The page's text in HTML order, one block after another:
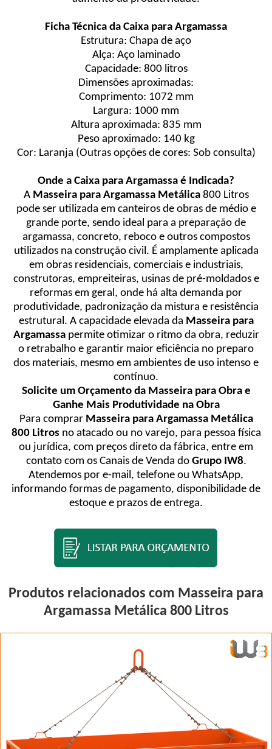
Ficha Técnica da Caixa para Argamassa
Estrutura: Chapa de aço
Alça: Aço laminado
Capacidade: 800 litros
Dimensões aproximadas:
Comprimento: 1072 mm
Largura: 1000 mm
Altura aproximada: 835 mm
Peso aproximado: 140 kg
Cor: Laranja (Outras opções de cores: Sob consulta)
Onde a Caixa para Argamassa é Indicada?
A Masseira para Argamassa Metálica800 Litros
pode ser utilizada em canteiros de obras de médio e
grande porte, sendo ideal para a preparação de
argamassa, concreto, reboco e outros compostos
utilizados na construção civil. É amplamente aplicada
em obras residenciais, comerciais e industriais,
construtoras, empreiteiras, usinas de pré-moldados e
reformas em geral, onde há alta demanda por
produtividade, padronização da mistura e resistência
estrutural. A capacidade elevada da Masseira para
Argamassapermite otimizar o ritmo da obra, reduzir
o retrabalho e garantir maior eficiência no preparo
dos materiais, mesmo em ambientes de uso intenso e
contínuo.
Solicite um Orçamento da Masseira para Obra e
Ganhe Mais Produtividade na Obra
Para comprar Masseira para Argamassa Metálica
800 Litros no atacado ou no varejo, para pessoa física
ou jurídica, com preços direto da fábrica, entre em
contato com os Canais de Venda do Grupo IW8.
Atendemos por e-mail, telefone ou WhatsApp,
informando formas de pagamento, disponibilidade de
estoque e prazos de entrega.
Produtos relacionados com Masseira para
Argamassa Metálica 800 Litros